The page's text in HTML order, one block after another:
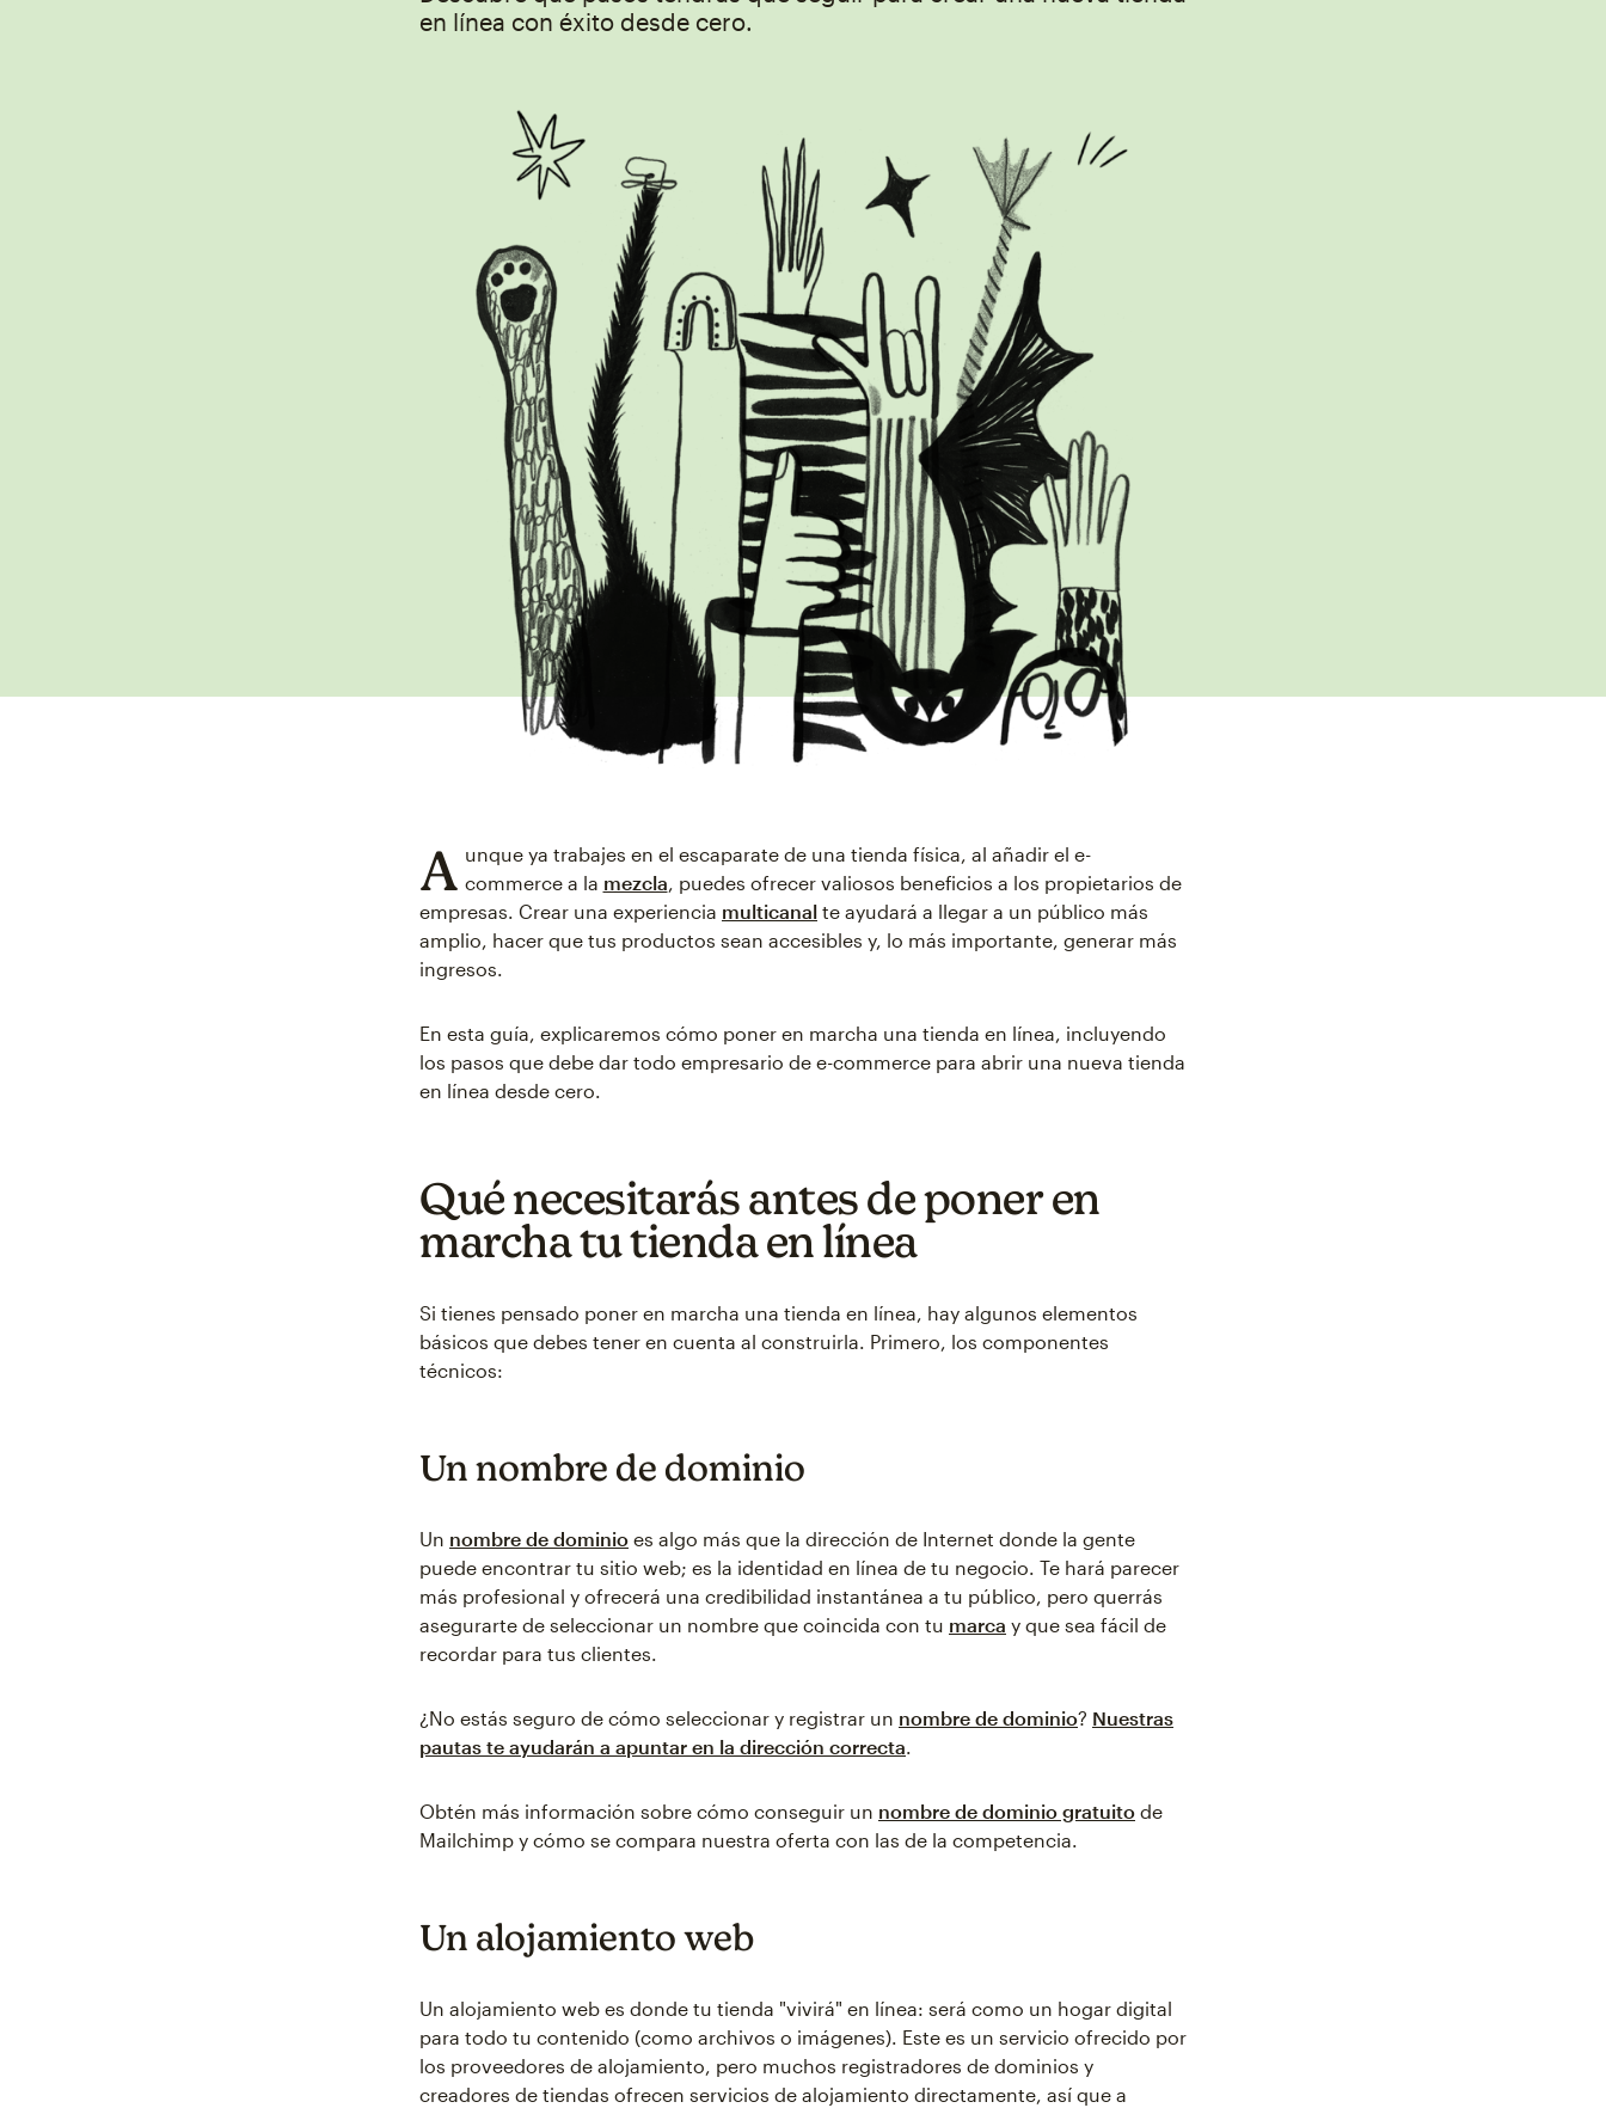
en línea con éxito desde cero.
A unque ya trabajes en el escaparate de una tienda física, al añadir el e-
commerce a la mezcla, puedes ofrecer valiosos beneficios a los propietarios de
empresas. Crear una experiencia multicanal te ayudará a llegar a un público más
amplio, hacer que tus productos sean accesibles y, lo más importante, generar más
ingresos.
En esta guía, explicaremos cómo poner en marcha una tienda en línea, incluyendo
los pasos que debe dar todo empresario de e-commerce para abrir una nueva tienda
en línea desde cero.
Qué necesitarás antes de poner en
marcha tu tienda en línea
Si tienes pensado poner en marcha una tienda en línea, hay algunos elementos
básicos que debes tener en cuenta al construirla. Primero, los componentes
técnicos:
Un nombre de dominio
Un nombre de dominio es algo más que la dirección de Internet donde la gente
puede encontrar tu sitio web; es la identidad en línea de tu negocio. Te hará parecer
más profesional y ofrecerá una credibilidad instantánea a tu público, pero querrás
asegurarte de seleccionar un nombre que coincida con tu marca y que sea fácil de
recordar para tus clientes.
¿No estás seguro de cómo seleccionar y registrar un nombre de dominio? Nuestras
pautas te ayudarán a apuntar en la dirección correcta.
Obtén más información sobre cómo conseguir un nombre de dominio gratuito de
Mailchimp y cómo se compara nuestra oferta con las de la competencia.
Un alojamiento web
Un alojamiento web es donde tu tienda "vivirá" en línea: será como un hogar digital
para todo tu contenido (como archivos o imágenes). Este es un servicio ofrecido por
los proveedores de alojamiento, pero muchos registradores de dominios y
creadores de tiendas ofrecen servicios de alojamiento directamente, así que a